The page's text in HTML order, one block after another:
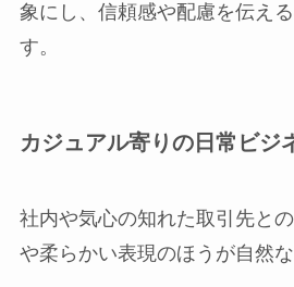
象にし、信頼感や配慮を伝え
す。
カジュアル寄りの日常ビジ
社内や気心の知れた取引先と
や柔らかい表現のほうが自然